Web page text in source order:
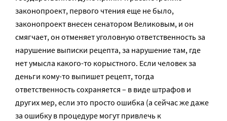
законопроект, первого чтения еще не было,
законопроект внесен сенатором Великовым, и он
смягчает, он отменяет уголовную ответственность за
нарушение выписки рецепта, за нарушение там, где
нет умысла какого-то корыстного. Если человек за
деньги кому-то выпишет рецепт, тогда
ответственность сохраняется – в виде штрафов и
других мер, если это просто ошибка (а сейчас же даже
за ошибку в процедуре могут привлечь к